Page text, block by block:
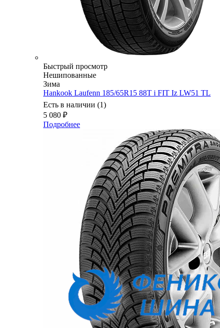
Быстрый просмотр
Нешипованные
Зима
Hankook Laufenn 185/65R15 88T i FIT Iz LW51 TL
Есть в наличии (1)
5 080 ₽
Подробнее